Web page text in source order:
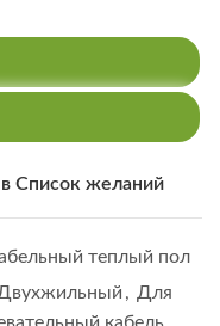
Список желаний
теплый пол
, Для